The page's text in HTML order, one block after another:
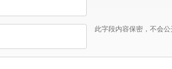
此字段内容保密，不会